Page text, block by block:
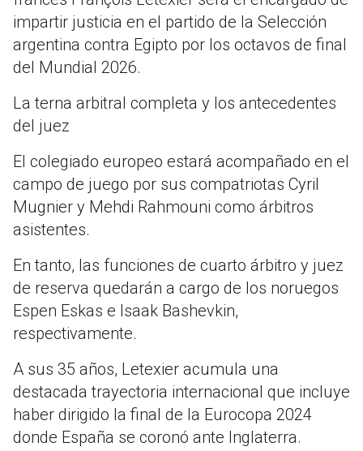
impartir justicia en el partido de la Selección
argentina contra Egipto por los octavos de final
del Mundial 2026.
La terna arbitral completa y los antecedentes
del juez
El colegiado europeo estará acompañado en el
campo de juego por sus compatriotas Cyril
Mugnier y Mehdi Rahmouni como árbitros
asistentes.
En tanto, las funciones de cuarto árbitro y juez
de reserva quedarán a cargo de los noruegos
Espen Eskas e Isaak Bashevkin,
respectivamente.
A sus 35 años, Letexier acumula una
destacada trayectoria internacional que incluye
haber dirigido la final de la Eurocopa 2024
donde España se coronó ante Inglaterra.